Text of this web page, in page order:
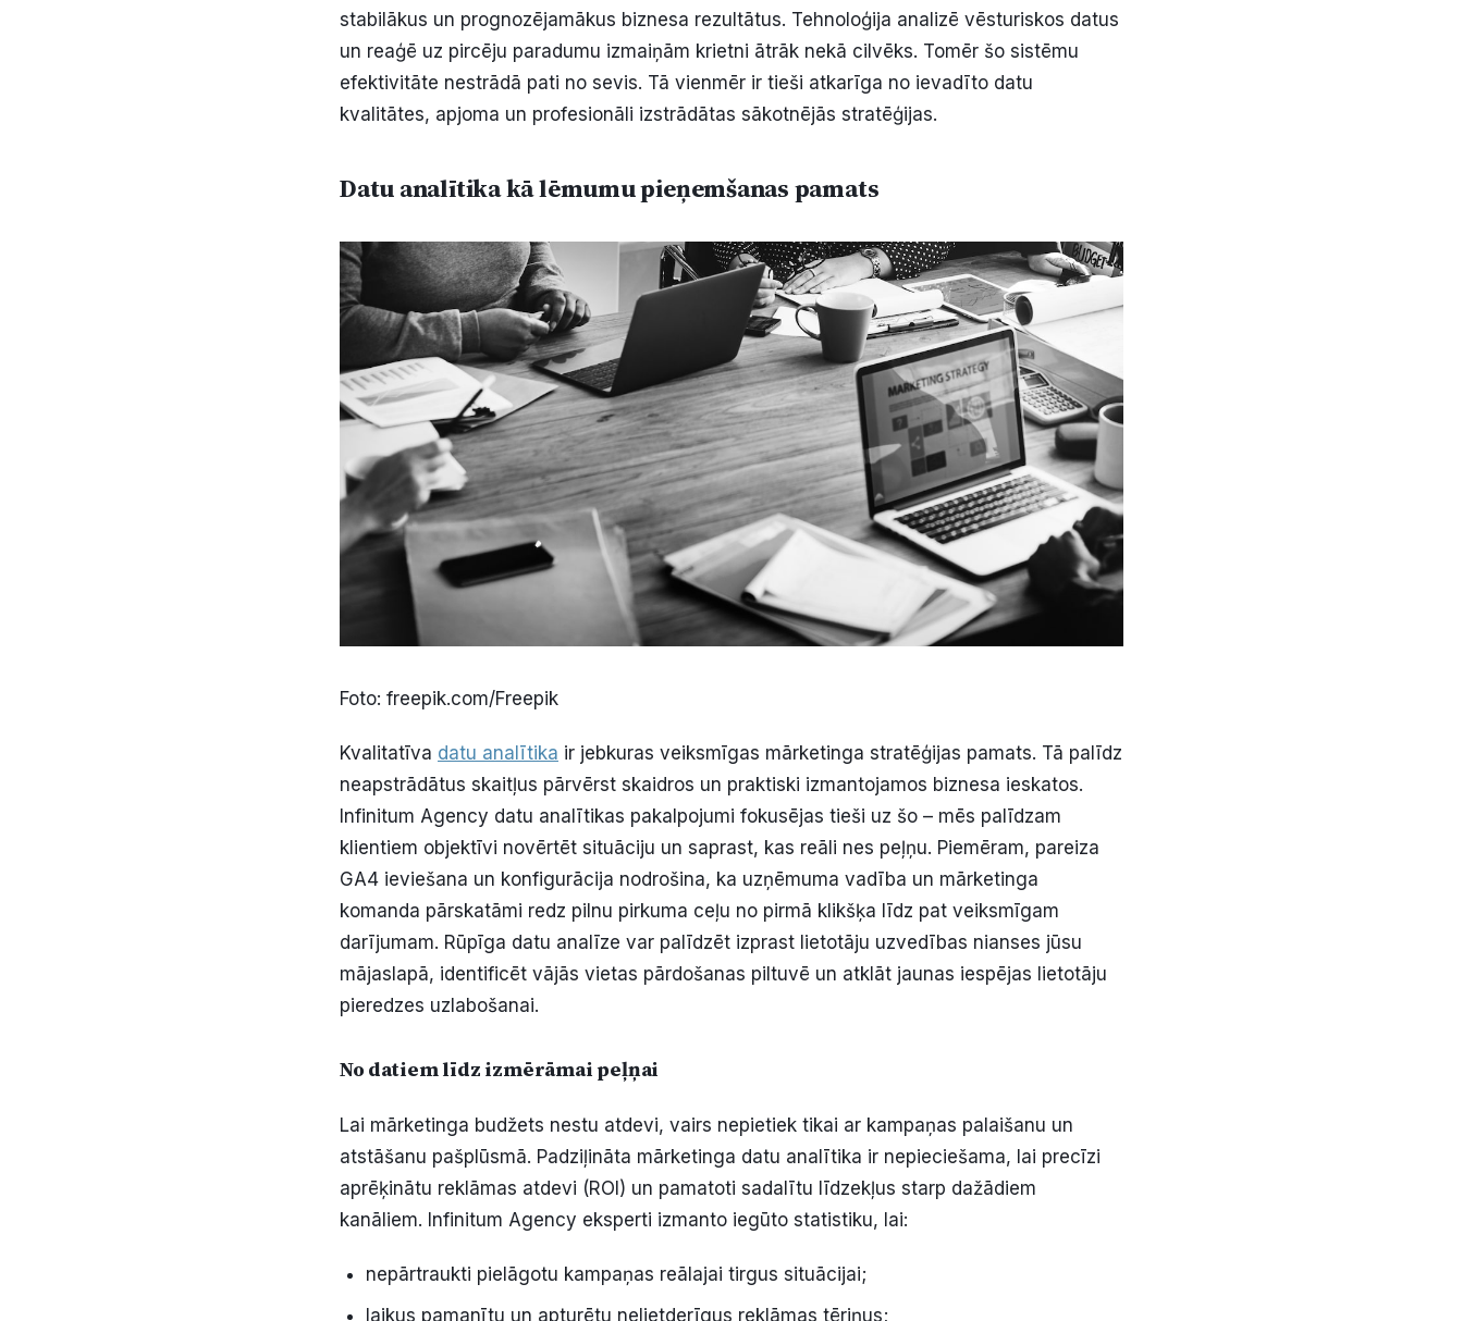
stabilākus un prognozējamākus biznesa rezultātus. Tehnoloģija analizē vēsturiskos datus
un reaģē uz pircēju paradumu izmaiņām krietni ātrāk nekā cilvēks. Tomēr šo sistēmu
efektivitāte nestrādā pati no sevis. Tā vienmēr ir tieši atkarīga no ievadīto datu
kvalitātes, apjoma un profesionāli izstrādātas sākotnējās stratēģijas.
Datu analītika kā lēmumu pieņemšanas pamats
Foto: freepik.com/Freepik
Kvalitatīva datu analītika ir jebkuras veiksmīgas mārketinga stratēģijas pamats. Tā palīdz
neapstrādātus skaitļus pārvērst skaidros un praktiski izmantojamos biznesa ieskatos.
Infinitum Agency datu analītikas pakalpojumi fokusējas tieši uz šo – mēs palīdzam
klientiem objektīvi novērtēt situāciju un saprast, kas reāli nes peļņu. Piemēram, pareiza
GA4 ieviešana un konfigurācija nodrošina, ka uzņēmuma vadība un mārketinga
komanda pārskatāmi redz pilnu pirkuma ceļu no pirmā klikšķa līdz pat veiksmīgam
darījumam. Rūpīga datu analīze var palīdzēt izprast lietotāju uzvedības nianses jūsu
mājaslapā, identificēt vājās vietas pārdošanas piltuvē un atklāt jaunas iespējas lietotāju
pieredzes uzlabošanai.
No datiem līdz izmērāmai peļņai
Lai mārketinga budžets nestu atdevi, vairs nepietiek tikai ar kampaņas palaišanu un
atstāšanu pašplūsmā. Padziļināta mārketinga datu analītika ir nepieciešama, lai precīzi
aprēķinātu reklāmas atdevi (ROI) un pamatoti sadalītu līdzekļus starp dažādiem
kanāliem. Infinitum Agency eksperti izmanto iegūto statistiku, lai:
nepārtraukti pielāgotu kampaņas reālajai tirgus situācijai;
laikus pamanītu un apturētu nelietderīgus reklāmas tēriņus;